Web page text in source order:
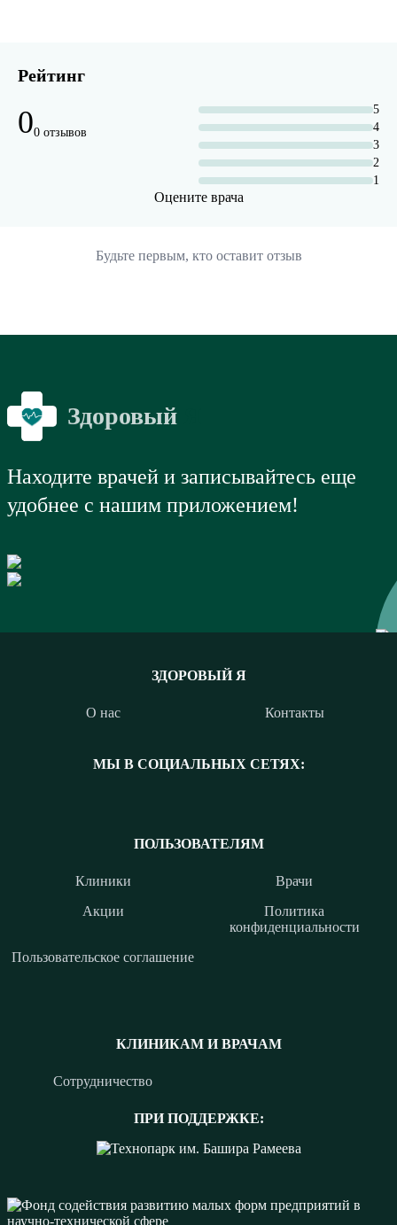
Рейтинг
00 отзывов
5
4
3
2
1
Оцените врача
Будьте первым, кто оставит отзыв
Здоровый
Находите врачей и записывайтесь еще
удобнее с нашим приложением!
ЗДОРОВЫЙ Я
О нас Контакты
МЫ В СОЦИАЛЬНЫХ СЕТЯХ:
КЛИНИКАМ И ВРАЧАМ
Сотрудничество
ПРИ ПОДДЕРЖКЕ:
ПОЛЬЗОВАТЕЛЯМ
Клиники
Врачи
Акции
Политика
конфиденциальности
Пользовательское соглашение